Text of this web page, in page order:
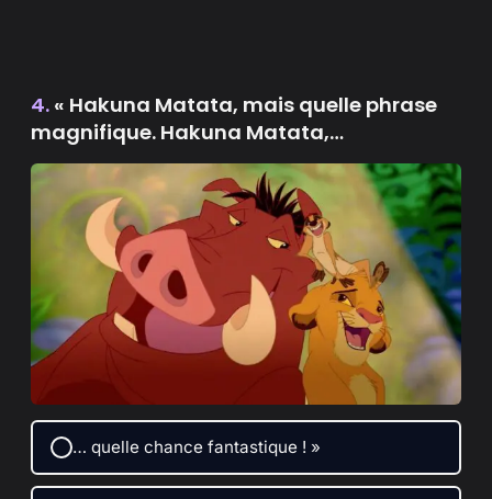
4. « Hakuna Matata, mais quelle phrase
magnifique. Hakuna Matata,…
… quelle chance fantastique ! »